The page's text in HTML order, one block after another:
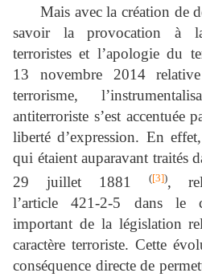
Mais avec la création de
savoir la provocation à la
terroristes et l’apologie du
13 novembre 2014
terrorisme,
antiterroriste s’est accentuée
liberté d’expression. En
qui étaient auparavant traités
29 juillet 1881
([3]),
l’article 421‑2‑5 dans le
important de la législation
caractère terroriste. Cette
conséquence directe de